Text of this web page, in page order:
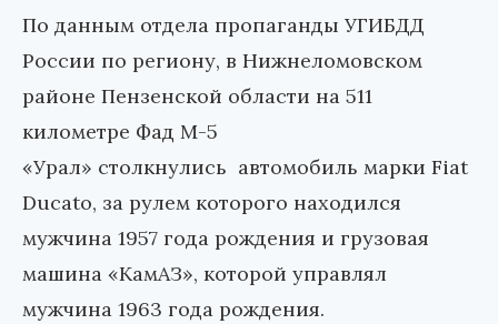
По данным отдела пропаганды УГИБДД
России по региону, в Нижнеломовском
районе Пензенской области на 511
километре Фад М-5
«Урал» столкнулись автомобиль марки Fiat
Ducato, за рулем которого находился
мужчина 1957 года рождения и грузовая
машина «КамАЗ», которой управлял
мужчина 1963 года рождения.